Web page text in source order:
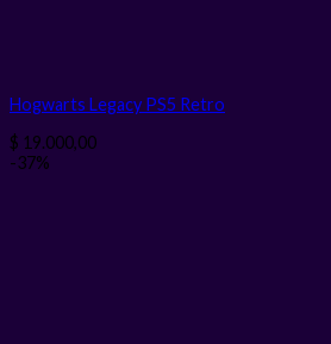
Hogwarts Legacy PS5 Retro
$ 19.000,00
-37%